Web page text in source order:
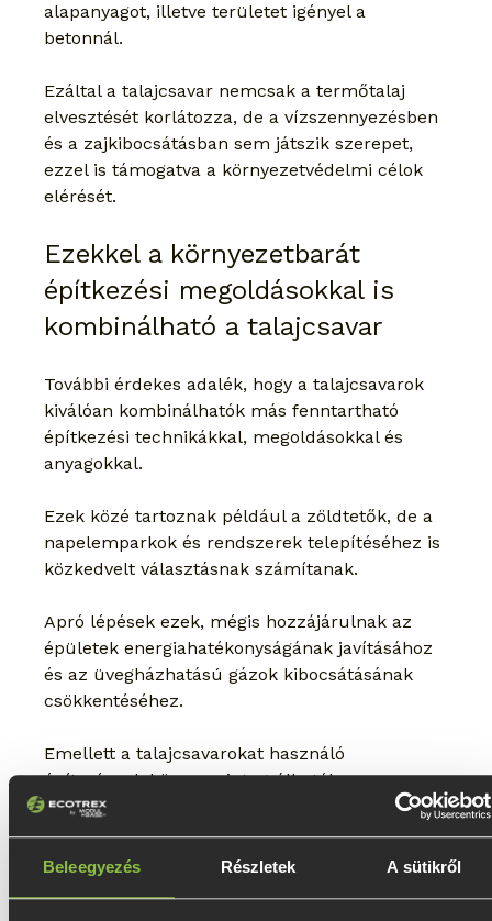
Beleegyezés Részletek A sütikről
alapanyagot, illetve területet igényel a
betonnál.
Ezáltal a talajcsavar nemcsak a termőtalaj
elvesztését korlátozza, de a vízszennyezésben
és a zajkibocsátásban sem játszik szerepet,
ezzel is támogatva a környezetvédelmi célok
elérését.
Ezekkel a környezetbarát
építkezési megoldásokkal is
kombinálható a talajcsavar
További érdekes adalék, hogy a talajcsavarok
kiválóan kombinálhatók más fenntartható
építkezési technikákkal, megoldásokkal és
anyagokkal.
Ezek közé tartoznak például a zöldtetők, de a
napelemparkok és rendszerek telepítéséhez is
közkedvelt választásnak számítanak.
Apró lépések ezek, mégis hozzájárulnak az
épületek energiahatékonyságának javításához
és az üvegházhatású gázok kibocsátásának
csökkentéséhez.
Emellett a talajcsavarokat használó
építmények könnyen integrálhatók a
természetes környezetbe, minimalizálva a
vizuális szennyezést és elősegítve ezzel a
biodiverzitás megőrzését.